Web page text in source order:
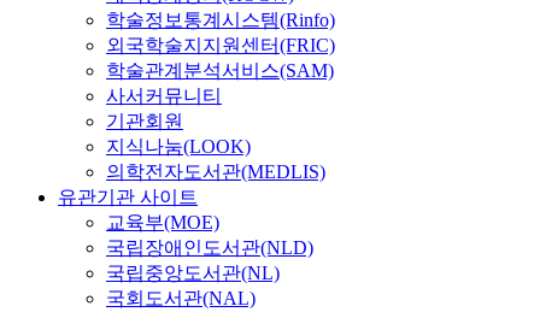
학술정보통계시스템(Rinfo)
외국학술지지원센터(FRIC)
학술관계분석서비스(SAM)
사서커뮤니티
기관회원
지식나눔(LOOK)
의학전자도서관(MEDLIS)
유관기관 사이트
교육부(MOE)
국립장애인도서관(NLD)
국립중앙도서관(NL)
국회도서관(NAL)